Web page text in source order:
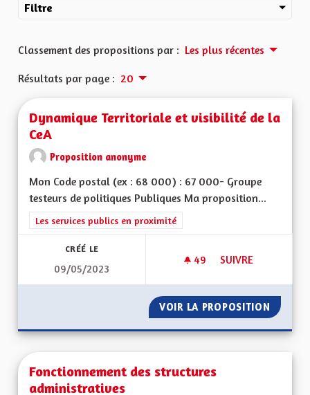
Filtre
Classement des propositions par : Les plus récentes
Résultats par page : 20
Dynamique Territoriale et visibilité de la
CeA
Proposition anonyme
Mon Code postal (ex : 68 000) : 67 000- Groupe
testeurs de politiques Publiques Ma proposition...
Filtrer les résultats de la catégorie : Les services publics en
Les services publics en proximité
CRÉÉ LE
09/05/2023
49 49 ABONNÉS
SUIVRE
VOIR LA PROPOSITION
Fonctionnement des structures
administratives